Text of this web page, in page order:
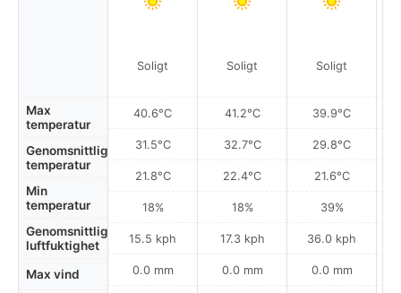
Max
temperatur
Genomsnittlig
temperatur
Min
temperatur
Genomsnittlig
luftfuktighet
Max vind
Soligt
40.6°C
31.5°C
21.8°C
18%
15.5 kph
0.0 mm
Soligt
41.2°C
32.7°C
22.4°C
18%
17.3 kph
0.0 mm
Soligt
39.9°C
29.8°C
21.6°C
39%
36.0 kph
0.0 mm